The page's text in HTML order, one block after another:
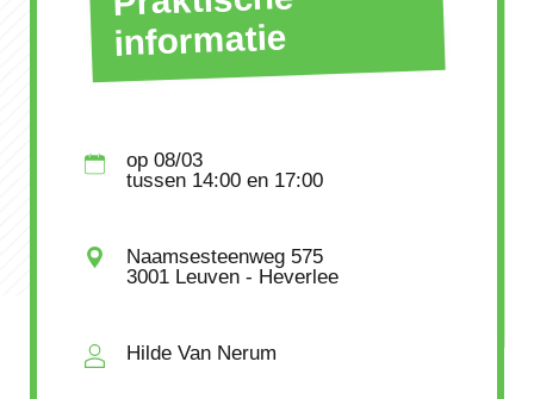
informatie
op 08/03
tussen 14:00en 17:00
Naamsesteenweg 575
3001 Leuven - Heverlee
Hilde Van Nerum